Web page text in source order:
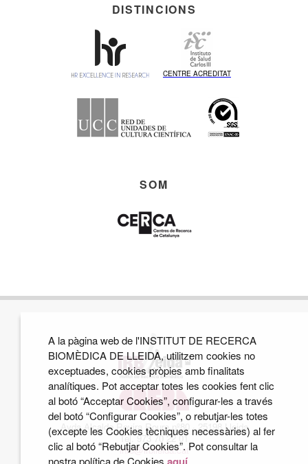
DISTINCIONS
CENTRE ACREDITAT
SOM
Avda Alcalde Rovira Roure nº80 · 25198 Lleida
Tel. 973 70 22 01
info@irblleida.cat
A la pàgina web de l'INSTITUT DE RECERCA
BIOMÈDICA DE LLEIDA, utilitzem cookies no
exceptuades, cookies pròpies amb finalitats
analítiques. Pot acceptar totes les cookies fent clic
al botó “Acceptar Cookies”, configurar-les a través
del botó “Configurar Cookies”, o rebutjar-les totes
(excepte les Cookies tècniques necessàries) al fer
clic al botó “Rebutjar Cookies”. Pot consultar la
nostra política de Cookies